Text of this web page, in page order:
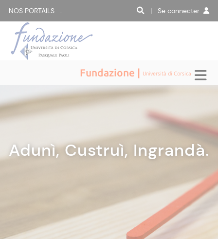
NOS PORTAILS : | Se connecter
Fundazione | Università di Corsica
Adunì, Custruì, Ingrandà.